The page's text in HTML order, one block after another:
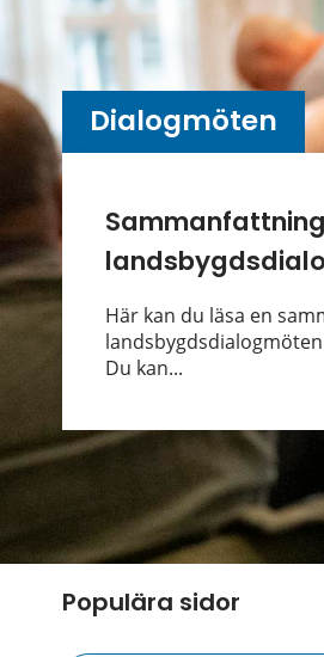
Dialogmöten
Undersidor
Här kan du läsa en
Du kan...
Populära sidor